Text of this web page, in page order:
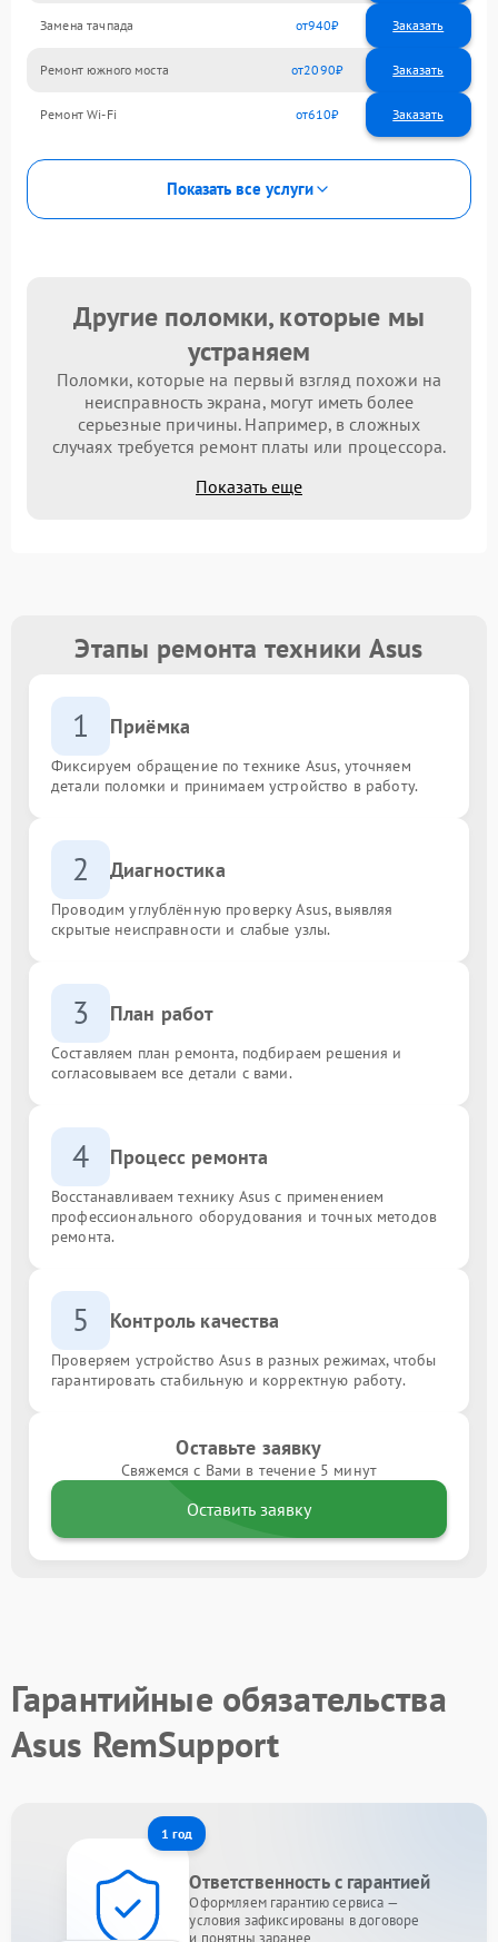
Замена тачпада 940
Ремонт южного моста 2090
Ремонт Wi-Fi 610
Показать все услуги
Другие поломки, которые мы
устраняем
Поломки, которые на первый взгляд похожи на
неисправность экрана, могут иметь более
серьезные причины. Например, в сложных
случаях требуется ремонт платы или процессора.
Показать еще
Этапы ремонта техники Asus
1 Приёмка
Фиксируем обращение по технике Asus, уточняем
детали поломки и принимаем устройство в работу.
2 Диагностика
Проводим углублённую проверку Asus, выявляя
скрытые неисправности и слабые узлы.
3 План работ
Составляем план ремонта, подбираем решения и
согласовываем все детали с вами.
4 Процесс ремонта
Восстанавливаем технику Asus с применением
профессионального оборудования и точных методов
ремонта.
5 Контроль качества
Проверяем устройство Asus в разных режимах, чтобы
гарантировать стабильную и корректную работу.
Оставьте заявку
Свяжемся с Вами в течение 5 минут
Оставить заявку
Гарантийные обязательства
Asus RemSupport
1 год
Ответственность с гарантией
Оформляем гарантию сервиса —
условия зафиксированы в договоре
и понятны заранее.